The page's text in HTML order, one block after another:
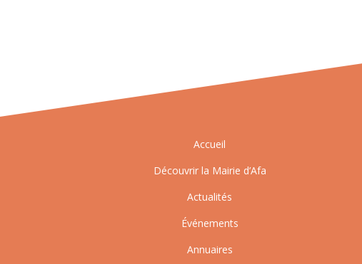
Accueil
Découvrir la Mairie d’Afa
Actualités
Événements
Annuaires